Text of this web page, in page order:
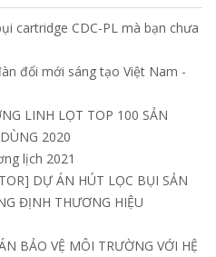
công nghiệp và cách phân
đích sử dụng chuẩn nhất
cartridge CDC-PL mà bạn chưa
đổi mới sáng tạo Việt Nam -
LINH LỌT TOP 100 SẢN
2020
lịch 2021
DỰ ÁN HÚT LỌC BỤI SẢN
ĐỊNH THƯƠNG HIỆU
BẢO VỆ MÔI TRƯỜNG VỚI HỆ